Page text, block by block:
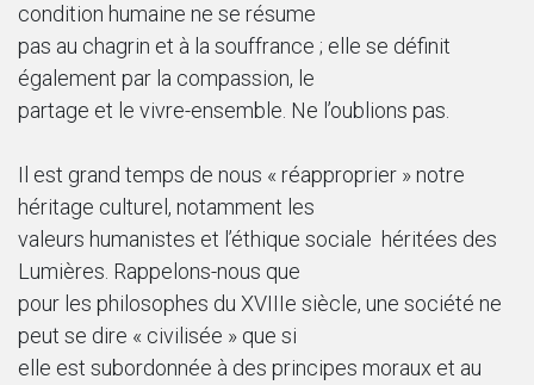
condition humaine ne se résume
pas au chagrin et à la souffrance ; elle se définit
également par la compassion, le
partage et le vivre-ensemble. Ne l’oublions pas.
Il est grand temps de nous « réapproprier » notre
héritage culturel, notamment les
valeurs humanistes et l’éthique sociale héritées des
Lumières. Rappelons-nous que
pour les philosophes du XVIIIe siècle, une société ne
peut se dire « civilisée » que si
elle est subordonnée à des principes moraux et au